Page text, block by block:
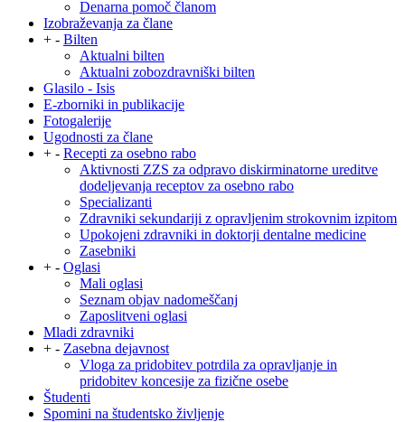
Denarna pomoč članom
Izobraževanja za člane
+ - Bilten
Aktualni bilten
Aktualni zobozdravniški bilten
Glasilo - Isis
E-zborniki in publikacije
Fotogalerije
Ugodnosti za člane
+ - Recepti za osebno rabo
Aktivnosti ZZS za odpravo diskirminatorne ureditve
dodeljevanja receptov za osebno rabo
Specializanti
Zdravniki sekundariji z opravljenim strokovnim izpitom
Upokojeni zdravniki in doktorji dentalne medicine
Zasebniki
+ - Oglasi
Mali oglasi
Seznam objav nadomeščanj
Zaposlitveni oglasi
Mladi zdravniki
+ - Zasebna dejavnost
Vloga za pridobitev potrdila za opravljanje in
pridobitev koncesije za fizične osebe
Študenti
Spomini na študentsko življenje